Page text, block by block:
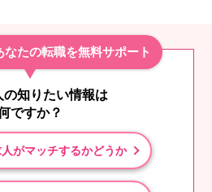
なたの転職を無料サポート
の知りたい情報は
ですか？
がマッチするかどうか